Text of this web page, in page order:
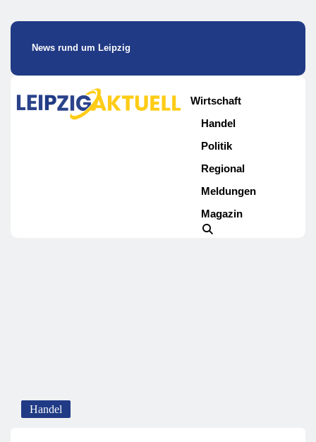
News rund um Leipzig
Wirtschaft
Handel
Politik
Regional
Meldungen
Magazin
Handel